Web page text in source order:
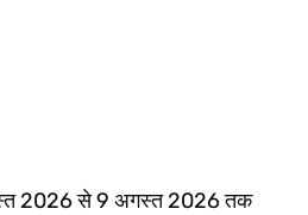
2026 से 9 अगस्त 2026 तक